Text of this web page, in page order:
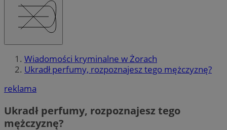
Wiadomości kryminalne w Żorach
Ukradł perfumy, rozpoznajesz tego mężczyznę?
reklama
Ukradł perfumy, rozpoznajesz tego
mężczyznę?